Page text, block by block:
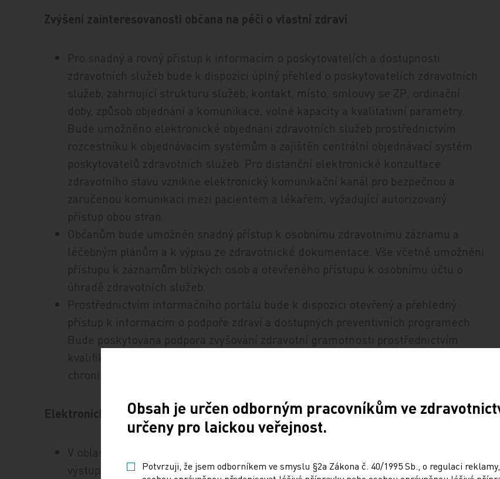
Zvýšení zainteresovanosti občana na péči o vlastní zdraví
Pro snadný a rovný přístup k informacím o poskytovatelích a dostupnosti
zdravotních služeb bude k dispozici úplný přehled o poskytovatelích zdravotních
služeb, zahrnující strukturu služeb, kontakt, místo, smlouvy se ZP, ordinační
doby, způsob objednání a komunikace, volné kapacity a kvalitativní parametry.
Bude umožněno elektronické objednání zdravotních služeb prostřednictvím
rozcestníku k objednávacím systémům a zajištěn centrální objednávací systém
poskytovatelů zdravotních služeb. Pro distanční elektronické konzultace
zdravotního stavu vznikne elektronický komunikační kanál pro bezpečnou a
zaručenou komunikaci mezi pacientem a lékařem, vyžadující autorizovaný
přístup obou stran.
Občanům bude umožněn snadný přístup k osobnímu zdravotnímu záznamu a
léčebným plánům a k výpisu ze zdravotnické dokumentace. Vše včetně umožnění
přístupu k záznamům blízkých osob a otevřeného přístupu k osobnímu účtu o
úhradě zdravotních služeb.
Prostřednictvím informačního portálu bude k dispozici otevřený a přehledný
přístup k informacím o podpoře zdraví a dostupných preventivních programech.
Bude poskytována podpora zvyšování zdravotní gramotnosti prostřednictvím
kvalifikovaných informací a ucelená komunikační podpora programů péče o
chronicky nemocné.
Elektronická zdravotnická dokumentace
V oblasti výměny a sdílení elektronické zdravotnické dokumentace budou
výstupem ověřené a zprovozněné komponenty národní infrastruktury pro výměnu
Obsah je určen odborným pracovníkům ve
určeny pro laickou veřejnost.
Potvrzuji, že jsem odborníkem ve smyslu §2a Zákona č. 40/1995 Sb., o regulaci